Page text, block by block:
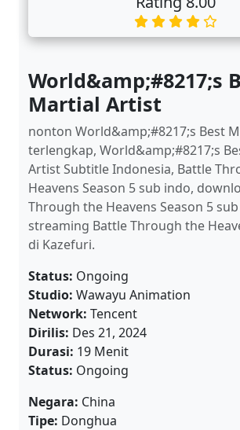
World&amp;#8217;s
Martial Artist
nonton World&amp;#8217;s Best
terlengkap, World&amp;#8217;s
Artist Subtitle Indonesia, Battle
Heavens Season 5 sub indo,
Through the Heavens Season 5
streaming Battle Through the
di Kazefuri.
Status: Ongoing
Studio: Wawayu Animation
Network: Tencent
Dirilis: Des 21, 2024
Durasi: 19 Menit
Status: Ongoing
Negara: China
Tipe: Donghua